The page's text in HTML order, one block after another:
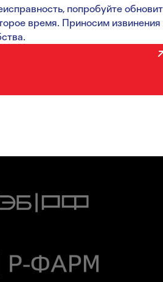
попробуйте
время. Приносим извинения